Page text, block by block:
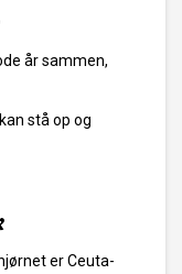
år sammen,
stå op og
er Ceuta-